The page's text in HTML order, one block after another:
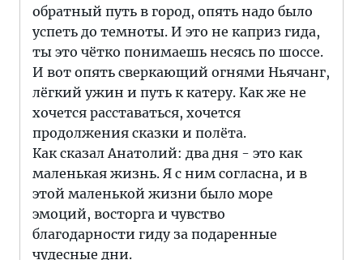
обратный путь в город, опять надо было
успеть до темноты. И это не каприз гида,
ты это чётко понимаешь несясь по шоссе.
И вот опять сверкающий огнями Ньячанг,
лёгкий ужин и путь к катеру. Как же не
хочется расставаться, хочется
продолжения сказки и полёта.
Как сказал Анатолий: два дня - это как
маленькая жизнь. Я с ним согласна, и в
этой маленькой жизни было море
эмоций, восторга и чувство
благодарности гиду за подаренные
чудесные дни.